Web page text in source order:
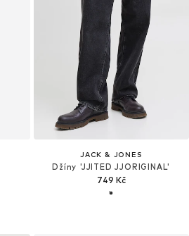
JACK & JONES
Džíny 'JJITED JJORIGINAL'
749 Kč